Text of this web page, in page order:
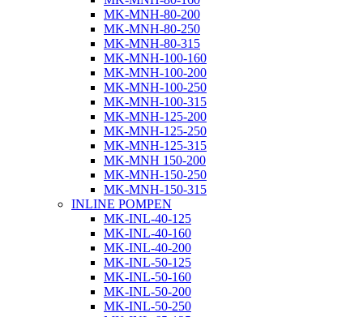
MK-MNH-80-200
MK-MNH-80-250
MK-MNH-80-315
MK-MNH-100-160
MK-MNH-100-200
MK-MNH-100-250
MK-MNH-100-315
MK-MNH-125-200
MK-MNH-125-250
MK-MNH-125-315
MK-MNH 150-200
MK-MNH-150-250
MK-MNH-150-315
INLINE POMPEN
MK-INL-40-125
MK-INL-40-160
MK-INL-40-200
MK-INL-50-125
MK-INL-50-160
MK-INL-50-200
MK-INL-50-250